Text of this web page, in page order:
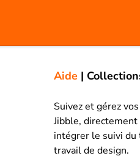
Aide |
Suivez et gérez
Jibble,
intégrer le suivi du
travail de design.